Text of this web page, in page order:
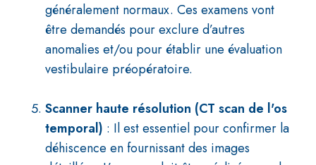
généralement normaux. Ces examens vont
être demandés pour exclure d’autres
anomalies et/ou pour établir une évaluation
vestibulaire préopératoire.
Scanner haute résolution (CT scan de l'os
temporal) : Il est essentiel pour confirmer la
déhiscence en fournissant des images